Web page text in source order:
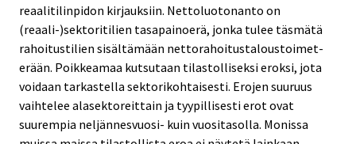
reaalitilinpidon kirjauksiin. Nettoluotonanto on
(reaali-)sektoritilien tasapainoerä, jonka tulee täsmätä
rahoitustilien sisältämään nettorahoitustaloustoimet-
erään. Poikkeamaa kutsutaan tilastolliseksi eroksi, jota
voidaan tarkastella sektorikohtaisesti. Erojen suuruus
vaihtelee alasektoreittain ja tyypillisesti erot ovat
suurempia neljännesvuosi- kuin vuositasolla. Monissa